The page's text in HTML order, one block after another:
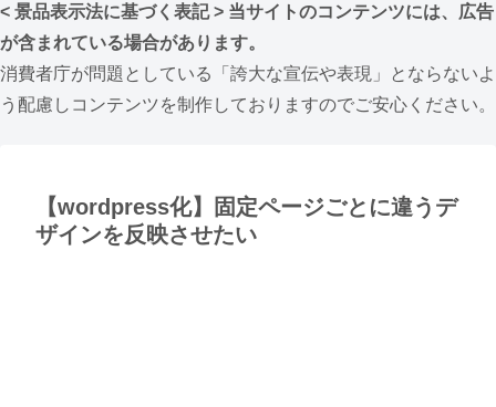
< 景品表示法に基づく表記 > 当サイトのコンテンツには、広告
が含まれている場合があります。
消費者庁が問題としている「誇大な宣伝や表現」とならないよ
う配慮しコンテンツを制作しておりますのでご安心ください。
【wordpress化】固定ページごとに違うデ
ザインを反映させたい